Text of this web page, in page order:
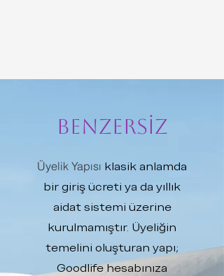
BENZERSİZ
Üyelik Yapısı klasik anlamda
bir giriş ücreti ya da yıllık
aidat sistemi üzerine
kurulmamıştır. Üyeliğin
temelini oluşturan yapı;
Goodlife hesabınıza